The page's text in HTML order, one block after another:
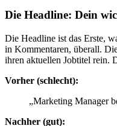
Die Headline: Dein
Die Headline ist das Erste,
in Kommentaren, überall.
ihren aktuellen Jobtitel rein.
Vorher (schlecht):
„Marketing Manager
Nachher (gut):